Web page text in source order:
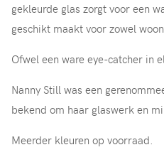
gekleurde glas zorgt voor een
geschikt maakt voor zowel
Ofwel een ware eye-catcher in
Nanny Still was een
bekend om haar glaswerk en
Meerder kleuren op voorraad.